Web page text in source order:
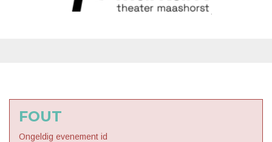
FOUT
Ongeldig evenement id